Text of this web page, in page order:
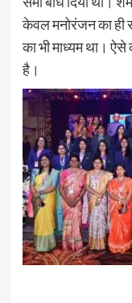
केवल मनोरंजन का ही
का भी माध्यम था। ऐसे
है।